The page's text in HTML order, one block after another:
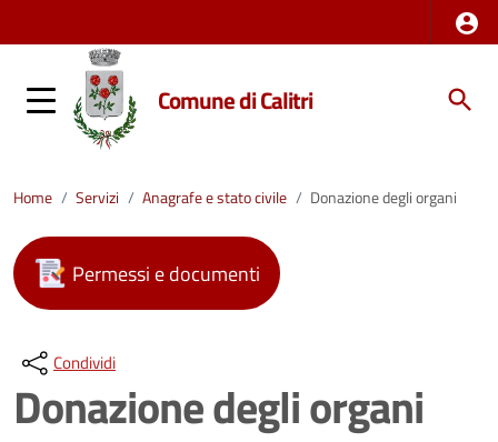
Comune di Calitri
Home / Servizi / Anagrafe e stato civile / Donazione degli organi
Permessi e documenti
Condividi
Donazione degli organi